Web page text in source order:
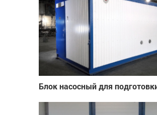
Блок насосный для